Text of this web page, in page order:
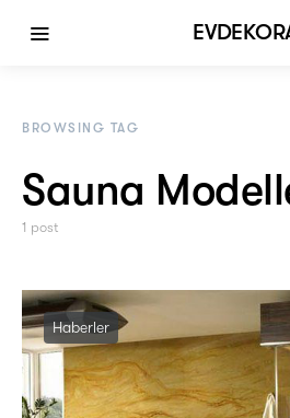
BROWSING TAG
Sauna
1 post
Haberler